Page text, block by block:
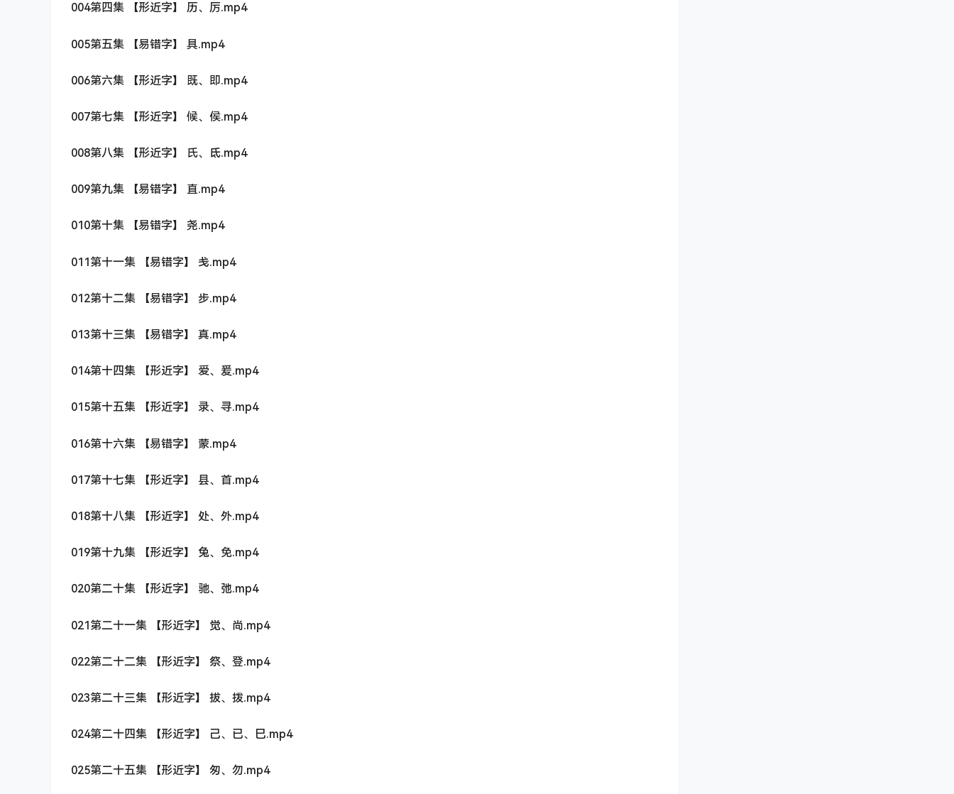
004第四集 【形近字】 历、厉.mp4
005第五集 【易错字】 具.mp4
006第六集 【形近字】 既、即.mp4
007第七集 【形近字】 候、侯.mp4
008第八集 【形近字】 氏、氐.mp4
009第九集 【易错字】 直.mp4
010第十集 【易错字】 尧.mp4
011第十一集 【易错字】 戋.mp4
012第十二集 【易错字】 步.mp4
013第十三集 【易错字】 真.mp4
014第十四集 【形近字】 爱、爰.mp4
015第十五集 【形近字】 录、寻.mp4
016第十六集 【易错字】 蒙.mp4
017第十七集 【形近字】 县、首.mp4
018第十八集 【形近字】 处、外.mp4
019第十九集 【形近字】 兔、免.mp4
020第二十集 【形近字】 驰、弛.mp4
021第二十一集 【形近字】 觉、尚.mp4
022第二十二集 【形近字】 祭、登.mp4
023第二十三集 【形近字】 拔、拨.mp4
024第二十四集 【形近字】 己、已、巳.mp4
025第二十五集 【形近字】 匆、勿.mp4